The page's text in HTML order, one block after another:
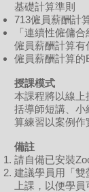
基礎計算準則
713僱員薪酬計
「連續性僱傭
僱員薪酬計算有
僱員薪酬計算的
授課模式
本課程將以線上
括導師短講、
算練習以案例作
備註
請自備已安裝
建議學員用「雙
上課，以便學